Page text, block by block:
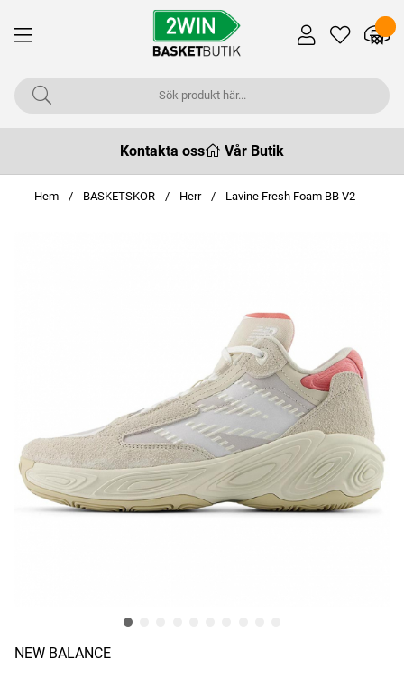
Kontakta oss Vår Butik
Hem BASKETSKOR Herr Lavine Fresh Foam BB V2
NEW BALANCE